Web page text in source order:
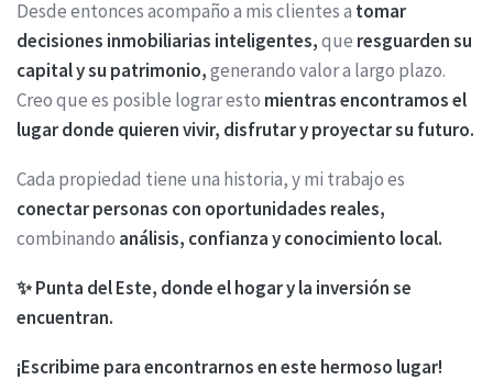
Desde entonces acompaño a mis clientes a tomar
decisiones inmobiliarias inteligentes,que resguarden su
capital y su patrimonio,generando valor a largo plazo.
Creo que es posible lograr esto mientras encontramos el
lugar donde quieren vivir, disfrutar y proyectar su futuro.
Cada propiedad tiene una historia, y mi trabajo es
conectar personas con oportunidades reales,
combinando análisis, confianza y conocimiento local.
✨ Punta del Este, donde el hogar y la inversión se
encuentran.
¡Escribime para encontrarnos en este hermoso lugar!